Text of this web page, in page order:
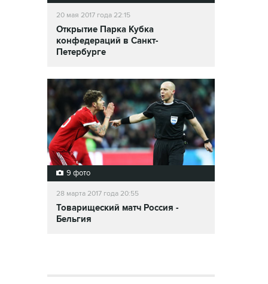
20 мая 2017 года 22:15
Открытие Парка Кубка
конфедераций в Санкт-
Петербурге
9 фото
28 марта 2017 года 20:55
Товарищеский матч Россия -
Бельгия